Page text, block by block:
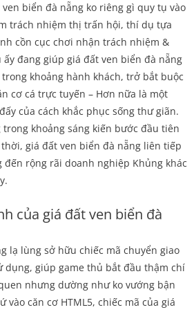
biển đà nẵng ko riêng gì quy tụ vào
trách nhiệm thị trấn hội, thí dụ tựa
cồn cục chơi nhận trách nhiệm &
đang giúp giá đất ven biển đà nẵng
khoảng hành khách, trở bắt buộc
cơ cá trực tuyến – Hơn nữa là một
của cách khắc phục sống thư giãn.
khoảng sáng kiến bước đầu tiên
giá đất ven biển đà nẵng liên tiếp
đến rộng rãi doanh nghiệp Khủng khác
của giá đất ven biển đà
lạ lùng sở hữu chiếc mã chuyển giao
dụng, giúp game thủ bắt đầu thậm chí
nhưng dường như ko vướng bận
vào căn cơ HTML5, chiếc mã của giá